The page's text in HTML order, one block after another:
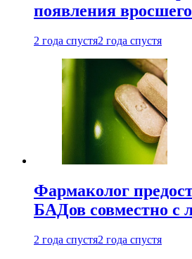
появления
2 года спустя2 года спустя
Фармаколог
БАДов совместно с
2 года спустя2 года спустя